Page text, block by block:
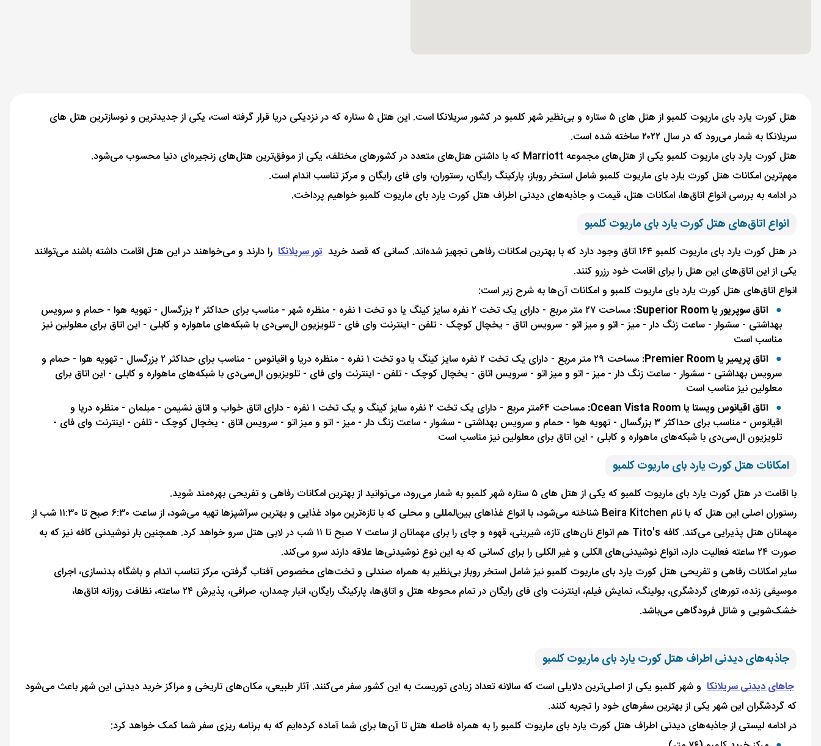
هتل کورت یارد بای ماریوت کلمبو از هتل های ۵ ستاره و بی‌نظیر شهر کلمبو در کشور سریلانکا است. این هتل ۵ ستاره که در نزدیکی دریا قرار گرفته است، یکی از جدیدترین و نوسازترین هتل های
سریلانکا به شمار می‌رود که در سال ۲۰۲۲ ساخته شده است.
هتل کورت یارد بای ماریوت کلمبو یکی از هتل‌های مجموعه Marriott که با داشتن هتل‌های متعدد در کشورهای مختلف، یکی از موفق‌ترین هتل‌های زنجیره‌ای دنیا محسوب می‌شود.
مهم‌ترین امکانات هتل کورت یارد بای ماریوت کلمبو شامل استخر روباز، پارکینگ رایگان، رستوران، وای فای رایگان و مرکز تناسب اندام است.
در ادامه به بررسی انواع اتاق‌ها، امکانات هتل، قیمت و جاذبه‌های دیدنی اطراف هتل کورت یارد بای ماریوت کلمبو خواهیم پرداخت.
انواع اتاق‌های هتل کورت یارد بای ماریوت کلمبو
در هتل کورت یارد بای ماریوت کلمبو ۱۶۴ اتاق وجود دارد که با بهترین امکانات رفاهی تجهیز شده‌اند. کسانی که قصد خرید تور سریلانکا را دارند و می‌خواهند در این هتل اقامت داشته باشند می‌توانند
یکی از این اتاق‌های این هتل را برای اقامت خود رزرو کنند.
انواع اتاق‌های هتل کورت یارد بای ماریوت کلمبو و امکانات آن‌ها به شرح زیر است:
اتاق سوپریور یا Superior Room:
مساحت ۲۷ متر مربع - دارای یک تخت ۲ نفره سایز کینگ یا دو تخت ۱ نفره - منظره شهر - مناسب برای حداکثر ۲ بزرگسال - تهویه هوا - حمام و سرویس
بهداشتی - سشوار - ساعت زنگ دار - میز - اتو و میز اتو - سرویس اتاق - یخچال کوچک - تلفن - اینترنت وای فای - تلویزیون ال‌سی‌دی با شبکه‌های ماهواره و کابلی - این اتاق برای معلولین نیز
مناسب است
اتاق پریمیر یا Premier Room:
مساحت ۲۹ متر مربع - دارای یک تخت ۲ نفره سایز کینگ یا دو تخت ۱ نفره - منظره دریا و اقیانوس - مناسب برای حداکثر ۲ بزرگسال - تهویه هوا - حمام و
سرویس بهداشتی - سشوار - ساعت زنگ دار - میز - اتو و میز اتو - سرویس اتاق - یخچال کوچک - تلفن - اینترنت وای فای - تلویزیون ال‌سی‌دی با شبکه‌های ماهواره و کابلی - این اتاق برای
معلولین نیز مناسب است
اتاق اقیانوس ویستا یا Ocean Vista Room:
مساحت ۶۴متر مربع - دارای یک تخت ۲ نفره سایز کینگ و یک تخت ۱ نفره - دارای اتاق خواب و اتاق نشیمن - مبلمان - منظره دریا و
اقیانوس - مناسب برای حداکثر ۳ بزرگسال - تهویه هوا - حمام و سرویس بهداشتی - سشوار - ساعت زنگ دار - میز - اتو و میز اتو - سرویس اتاق - یخچال کوچک - تلفن - اینترنت وای فای -
تلویزیون ال‌سی‌دی با شبکه‌های ماهواره و کابلی - این اتاق برای معلولین نیز مناسب است
امکانات هتل کورت یارد بای ماریوت کلمبو
با اقامت در هتل کورت یارد بای ماریوت کلمبو که یکی از هتل های ۵ ستاره شهر کلمبو به شمار می‌رود، می‌توانید از بهترین امکانات رفاهی و تفریحی بهره‌مند شوید.
رستوران اصلی این هتل که با نام Beira Kitchen شناخته می‌شود، با انواع غذاهای بین‌المللی و محلی که با تازه‌ترین مواد غذایی و بهترین سرآشپزها تهیه می‌شود، از ساعت ۶:۳۰ صبح تا ۱۱:۳۰ شب از
مهمانان هتل پذیرایی می‌کند. کافه Tito's هم انواع نان‌های تازه، شیرینی، قهوه و چای را برای مهمانان از ساعت ۷ صبح تا ۱۱ شب در لابی هتل سرو خواهد کرد. همچنین بار نوشیدنی کافه نیز که به
صورت ۲۴ ساعته فعالیت دارد، انواع نوشیدنی‌های الکلی و غیر الکلی را برای کسانی که به این نوع نوشیدنی‌ها علاقه دارند سرو می‌کند.
سایر امکانات رفاهی و تفریحی هتل کورت یارد بای ماریوت کلمبو نیز شامل استخر روباز بی‌نظیر به همراه صندلی‌ و تخت‌های مخصوص آفتاب گرفتن، مرکز تناسب اندام و باشگاه بدنسازی، اجرای
موسیقی زنده، تورهای گردشگری، بولینگ، نمایش فیلم، اینترنت وای فای رایگان در تمام محوطه هتل و اتاق‌ها، پارکینگ رایگان، انبار چمدان، صرافی، پذیرش ۲۴ ساعته، نظافت روزانه اتاق‌ها،
خشک‌شویی و شاتل فرودگاهی می‌باشد.
جاذبه‌های دیدنی اطراف هتل کورت یارد بای ماریوت کلمبو
جاهای دیدنی سریلانکا و شهر کلمبو یکی از اصلی‌ترین دلایلی است که سالانه تعداد زیادی توریست به این کشور سفر می‌کنند. آثار طبیعی، مکان‌های تاریخی و مراکز خرید دیدنی این شهر باعث می‌شود
که گردشگران این شهر یکی از بهترین سفرهای خود را تجربه کنند.
در ادامه لیستی از جاذبه‌های دیدنی اطراف هتل کورت یارد بای ماریوت کلمبو را به همراه فاصله هتل تا‌ آن‌ها برای شما آماده کرده‌ایم که به برنامه ریزی سفر شما کمک خواهد کرد: